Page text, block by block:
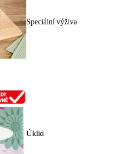
Speciální výživa
Úklid